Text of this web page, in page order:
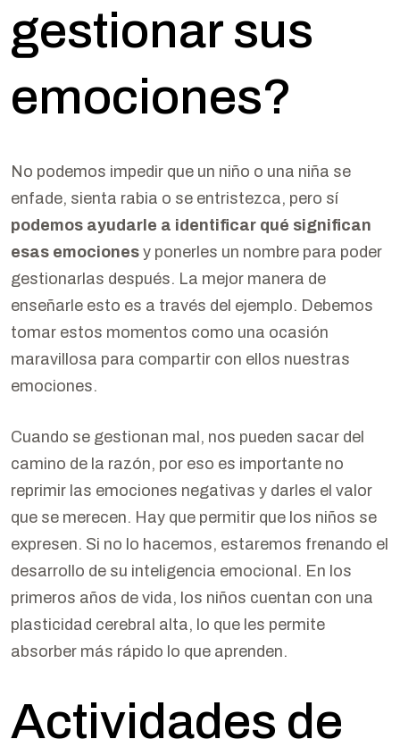
gestionar sus
emociones?
No podemos impedir que un niño o una niña se
enfade, sienta rabia o se entristezca, pero sí
podemos ayudarle a identificar qué significan
esas emociones y ponerles un nombre para poder
gestionarlas después. La mejor manera de
enseñarle esto es a través del ejemplo. Debemos
tomar estos momentos como una ocasión
maravillosa para compartir con ellos nuestras
emociones.
Cuando se gestionan mal, nos pueden sacar del
camino de la razón, por eso es importante no
reprimir las emociones negativas y darles el valor
que se merecen. Hay que permitir que los niños se
expresen. Si no lo hacemos, estaremos frenando el
desarrollo de su inteligencia emocional. En los
primeros años de vida, los niños cuentan con una
plasticidad cerebral alta, lo que les permite
absorber más rápido lo que aprenden.
Actividades de